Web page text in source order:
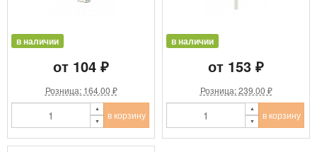
в наличии
от 104 ₽
Розница: 164.00 ₽
в корзину
в наличии
от 153 ₽
Розница: 239.00 ₽
в корзину